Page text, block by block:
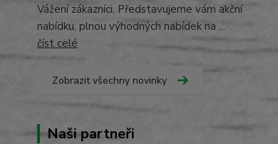
Vážení zákazníci, Představujeme vám akční
nabídku, plnou výhodných nabídek na ...
číst celé
Zobrazit všechny novinky
Naši partneři